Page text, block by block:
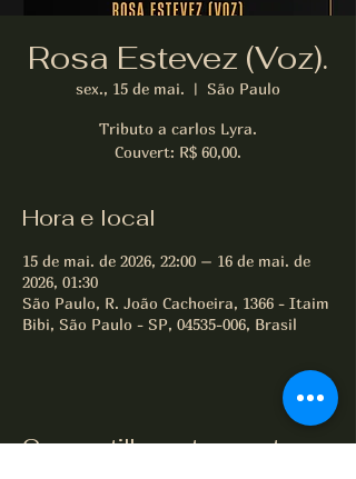
Rosa Estevez (Voz).
sex., 15 de mai.
  |
São Paulo
Tributo a carlos Lyra.
Couvert: R$ 60,00.
Hora e local
15 de mai. de 2026, 22:00 – 16 de mai. de
2026, 01:30
São Paulo, R. João Cachoeira, 1366 - Itaim
Bibi, São Paulo - SP, 04535-006, Brasil
Compartilhe este evento